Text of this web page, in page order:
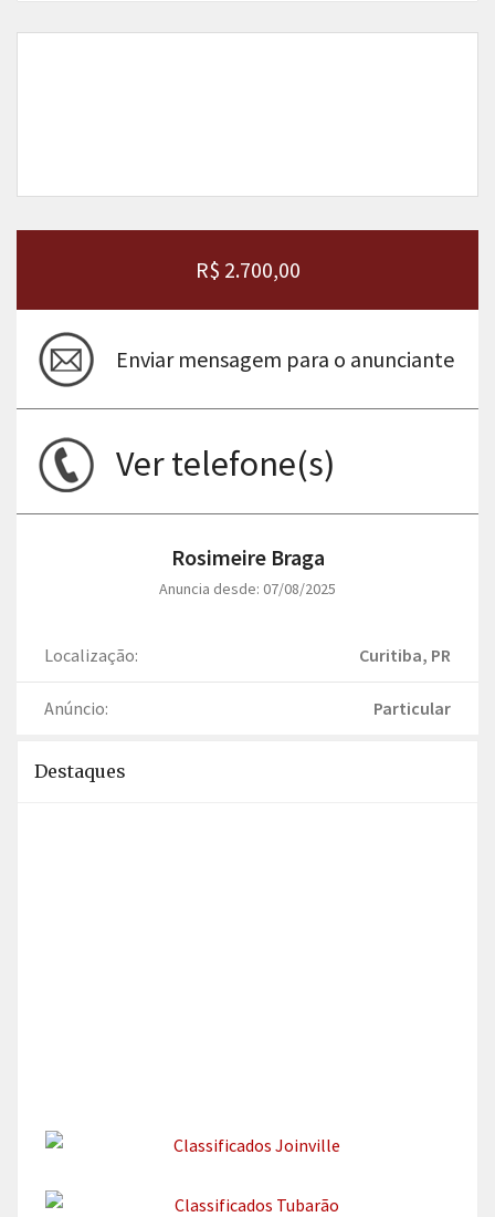
R$ 2.700,00
Enviar mensagem para o anunciante
Ver telefone(s)
Rosimeire Braga
Anuncia desde: 07/08/2025
Localização: Curitiba, PR
Anúncio: Particular
Destaques